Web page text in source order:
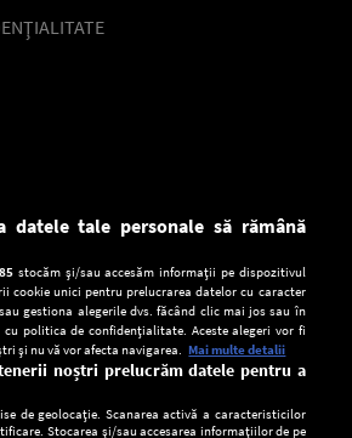
Europa FM pentru smartphone:
datele tale personale să rămână
stocăm și/sau accesăm informații pe dispozitivul
cookie unici pentru prelucrarea datelor cu caracter
gestiona alegerile dvs. făcând clic mai jos sau în
politica de confidențialitate. Aceste alegeri vor fi
și nu vă vor afecta navigarea. Mai multe detalii
noștri prelucrăm datele pentru a
de geolocație. Scanarea activă a caracteristicilor
Stocarea și/sau accesarea informațiilor de pe